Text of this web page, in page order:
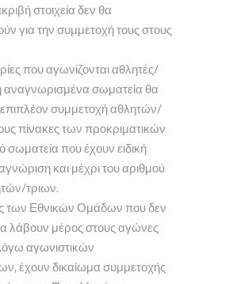
στοιχεία δεν θα
για την συμμετοχή τους στους
που αγωνίζονται αθλητές/
αναγνωρισμένα σωματεία θα
επιπλέον συμμετοχή αθλητών/
πίνακες των προκριματικών
που έχουν ειδική
και μέχρι του αριθμού
τριων.
των Εθνικών Ομάδων που δεν
λάβουν μέρος στους αγώνες
αγωνιστικών
έχουν δικαίωμα συμμετοχής